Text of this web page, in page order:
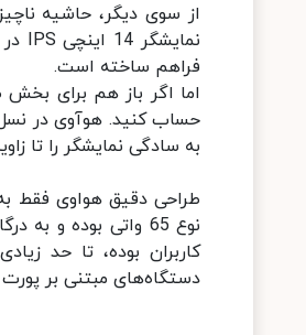
فراهم ساخته است.
به سادگی نمایشگر را تا زاویه 180 درجه‌ای باز
کاربران بوده، تا حد
دستگاه‌های مبتنی بر پورت USB-C بپردازید.